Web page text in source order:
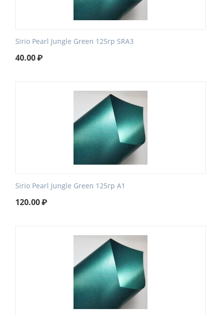
Sirio Pearl Jungle Green 125гр SRA3
40.00₽
Sirio Pearl Jungle Green 125гр А1
120.00₽